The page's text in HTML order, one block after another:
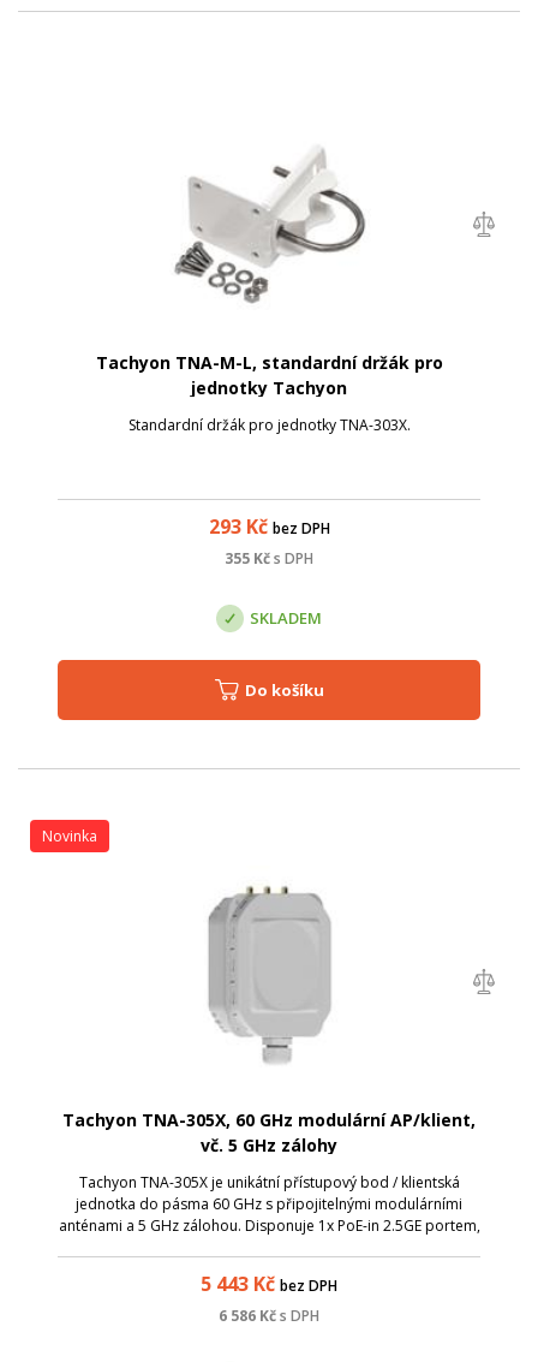
Tachyon TNA-M-L, standardní držák pro
jednotky Tachyon
Standardní držák pro jednotky TNA-303X.
293Kč bez DPH
355 Kčs DPH
SKLADEM
Do košíku
Tachyon TNA-305X, 60 GHz modulární AP/klient,
vč. 5 GHz zálohy
Tachyon TNA-305X je unikátní přístupový bod / klientská
jednotka do pásma 60 GHz s připojitelnými modulárními
anténami a 5 GHz zálohou. Disponuje 1x PoE-in 2.5GE portem,
5 443 Kč bez DPH
6 586 Kčs DPH
Novinka